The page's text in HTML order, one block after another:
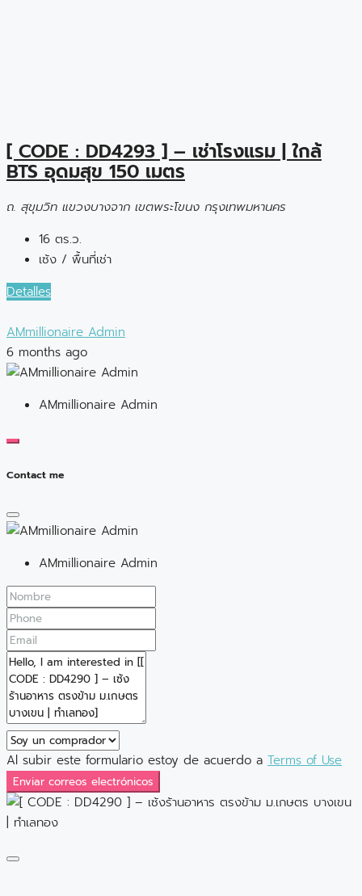
[ CODE : DD4293 ] – เช่าโรงแรม | ใกล้
BTS อุดมสุข 150 เมตร
ถ. สุขุมวิท แขวงบางจาก เขตพระโขนง กรุงเทพมหานคร
16 ตร.ว.
เซ้ง / พื้นที่เช่า
Detalles
AMmillionaire Admin
6 months ago
AMmillionaire Admin
Contact me
AMmillionaire Admin
Al subir este formulario estoy de acuerdo a Terms of Use
Enviar correos electrónicos